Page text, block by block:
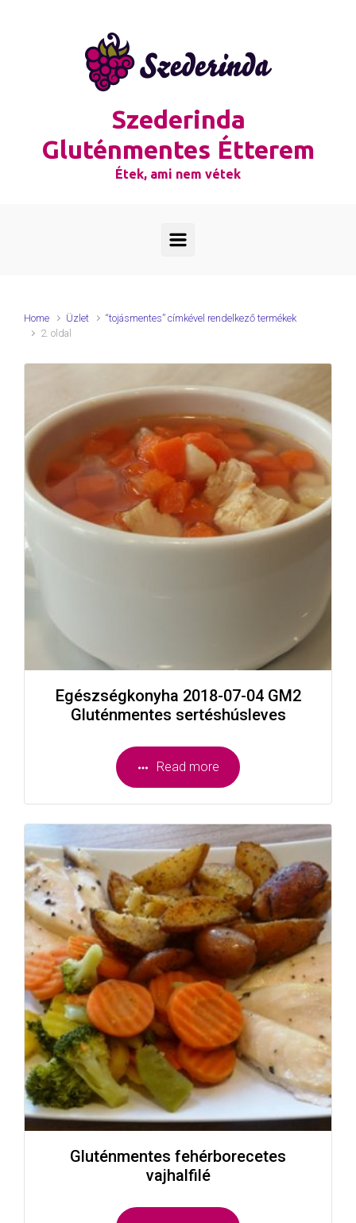
Szederinda
Gluténmentes Étterem
Étek, ami nem vétek
Home Üzlet
“tojásmentes” címkével rendelkező termékek
2. oldal
Egészségkonyha 2018-07-04 GM2
Gluténmentes sertéshúsleves
Read more
Gluténmentes fehérborecetes
vajhalfilé